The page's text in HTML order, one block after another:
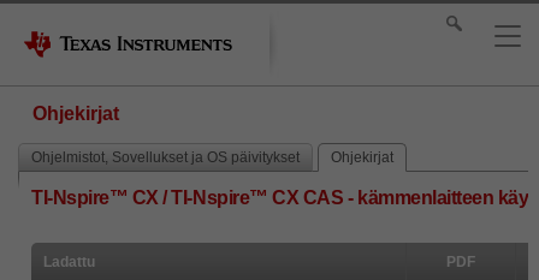
Ohjekirjat
Ohjelmistot, Sovellukset ja OS päivitykset Ohjekirjat
TI-Nspire™ CX / TI-Nspire™ CX CAS - kämmenlaitteen
Ladattu PDF